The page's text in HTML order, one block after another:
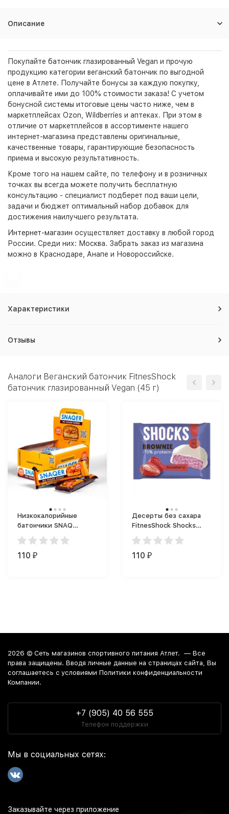
Описание
Покупайте батончик глазированный Vegan и прочую
продукцию категории веганский батончик по выгодной
цене в Атлете. Получайте бонусы за каждую покупку,
оплачивайте ими до 100% стоимости заказа! С учетом
бонусной системы итоговые цены часто ниже, чем в
маркетплейсах Ozon, Wildberries и аптеках. При этом в
отличие от маркетплейсов в ассортименте нашего
интернет-магазина представлены оригинальные,
качественные товары, гарантирующие безопасность
приема и высокую результативность.
Кроме того на нашем сайте, по телефону и в розничных
точках вы всегда можете получить бесплатную
консультацию - специалист подберет под ваши цели,
задачи и бюджет оптимальный набор добавок для
достижения наилучшего результата.
Интернет-магазин осуществляет доставку в любой город
России. Среди них: Москва. Забрать заказ из магазина
можно в Краснодаре, Анапе и Новороссийске.
Характеристики
Отзывы
Аналоги Веганский батончик FitnesShock
батончик глазированный Vegan (45 г)
Низкокалорийные
батончики SNAQ
110 ₽
Десерты без сахара
FitnesShock Shocks
Brownie 1x9 (50 г)
110 ₽
2026 © Сеть магазинов спортивного питания Атлет. — Все
права защищены. Вводя личные данные на страницах сайта, Вы
соглашаетесь c условиями Политики конфиденциальности
Компании.
+7 (905) 40 56 555
Телефон поддержки
Мы в социальных сетях:
Заказывайте через приложение